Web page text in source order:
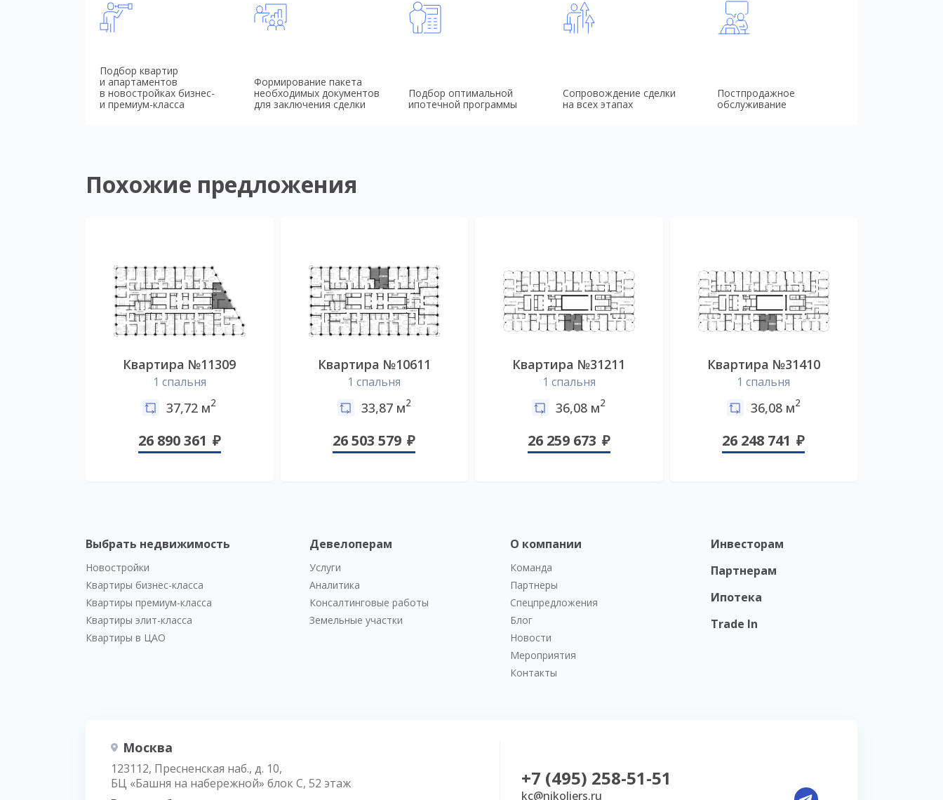
Подбор квартир
и апартаментов
в новостройках бизнес-
и премиум-класса
Формирование пакета
необходимых документов
для заключения сделки
Подбор оптимальной
ипотечной программы
Сопровождение сделки
на всех этапах
Постпродажное
обслуживание
Похожие предложения
Квартира №11309
1 спальня
37,72 м2
26 890 361
Квартира №10611
1 спальня
33,87 м2
26 503 579
Квартира №31211
1 спальня
36,08 м2
26 259 673
Квартира №31410
1 спальня
36,08 м2
26 248 741
Выбрать недвижимость
Новостройки
Квартиры бизнес-класса
Квартиры премиум-класса
Квартиры элит-класса
Квартиры в ЦАО
Девелоперам
Услуги
Аналитика
Консалтинговые работы
Земельные участки
О компании
Команда
Партнеры
Спецпредложения
Блог
Новости
Мероприятия
Контакты
Инвесторам
Партнерам
Ипотека
Trade In
Москва
123112, Пресненская наб., д. 10,
БЦ «Башня на набережной» блок С, 52 этаж
+7 (495) 258-51-51
kc@nikoliers.ru